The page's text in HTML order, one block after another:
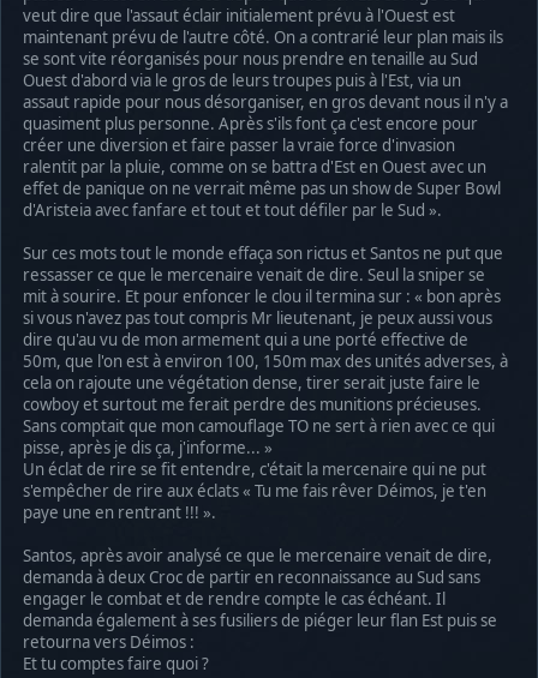
veut dire que l'assaut éclair initialement prévu à l'Ouest est
maintenant prévu de l'autre côté. On a contrarié leur plan mais ils
se sont vite réorganisés pour nous prendre en tenaille au Sud
Ouest d'abord via le gros de leurs troupes puis à l'Est, via un
assaut rapide pour nous désorganiser, en gros devant nous il n'y a
quasiment plus personne. Après s'ils font ça c'est encore pour
créer une diversion et faire passer la vraie force d'invasion
ralentit par la pluie, comme on se battra d'Est en Ouest avec un
effet de panique on ne verrait même pas un show de Super Bowl
d'Aristeia avec fanfare et tout et tout défiler par le Sud ».
Sur ces mots tout le monde effaça son rictus et Santos ne put que
ressasser ce que le mercenaire venait de dire. Seul la sniper se
mit à sourire. Et pour enfoncer le clou il termina sur : « bon après
si vous n'avez pas tout compris Mr lieutenant, je peux aussi vous
dire qu'au vu de mon armement qui a une porté effective de
50m, que l'on est à environ 100, 150m max des unités adverses, à
cela on rajoute une végétation dense, tirer serait juste faire le
cowboy et surtout me ferait perdre des munitions précieuses.
Sans comptait que mon camouflage TO ne sert à rien avec ce qui
pisse, après je dis ça, j'informe... »
Un éclat de rire se fit entendre, c'était la mercenaire qui ne put
s'empêcher de rire aux éclats « Tu me fais rêver Déimos, je t'en
paye une en rentrant !!! ».
Santos, après avoir analysé ce que le mercenaire venait de dire,
demanda à deux Croc de partir en reconnaissance au Sud sans
engager le combat et de rendre compte le cas échéant. Il
demanda également à ses fusiliers de piéger leur flan Est puis se
retourna vers Déimos :
Et tu comptes faire quoi ?